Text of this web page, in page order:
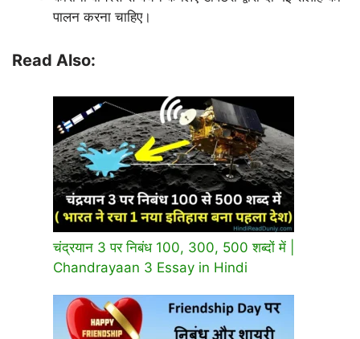
पालन करना चाहिए।
Read Also:
चंद्रयान 3 पर निबंध 100, 300, 500 शब्दों में |
Chandrayaan 3 Essay in Hindi